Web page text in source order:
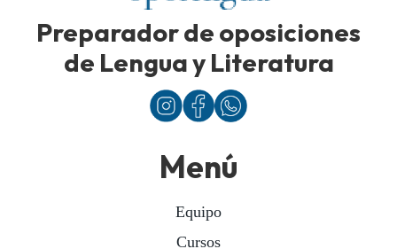
Preparador de oposiciones
de Lengua y Literatura
Menú
Equipo
Cursos